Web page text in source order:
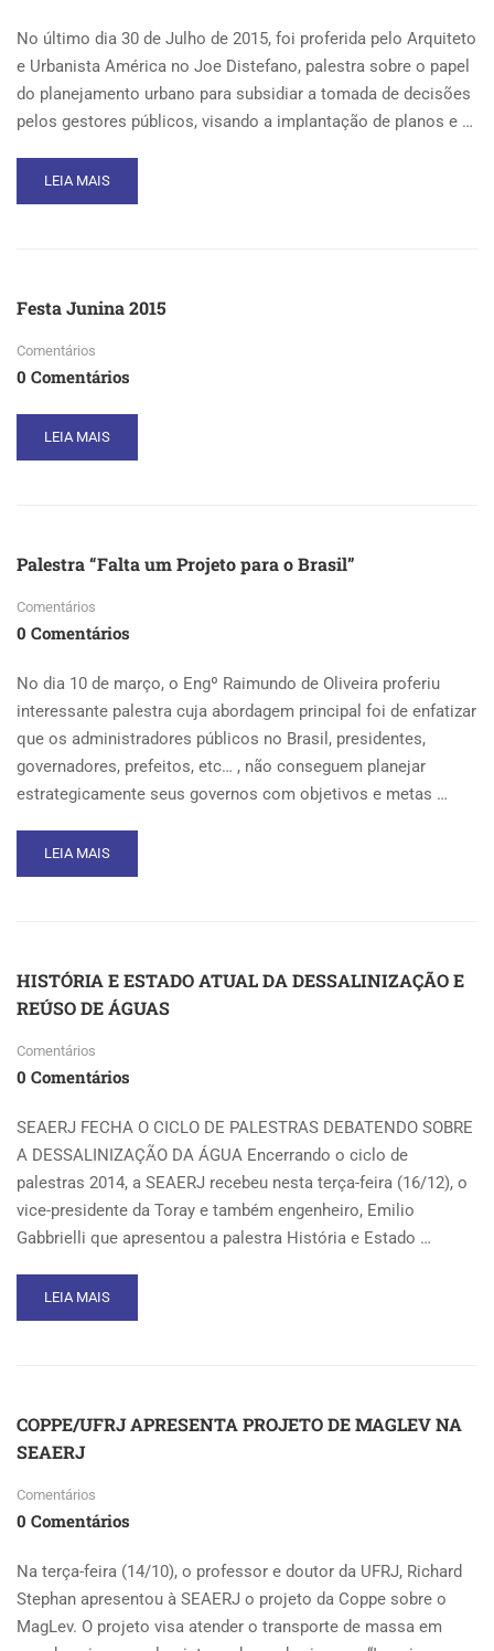
No último dia 30 de Julho de 2015, foi proferida pelo Arquiteto
e Urbanista América no Joe Distefano, palestra sobre o papel
do planejamento urbano para subsidiar a tomada de decisões
pelos gestores públicos, visando a implantação de planos e …
READ
MORE
LEIA MAIS
Festa Junina 2015
Comentários
0 Comentários
READ
MORE
LEIA MAIS
Palestra “Falta um Projeto para o Brasil”
Comentários
0 Comentários
No dia 10 de março, o Engº Raimundo de Oliveira proferiu
interessante palestra cuja abordagem principal foi de enfatizar
que os administradores públicos no Brasil, presidentes,
governadores, prefeitos, etc… , não conseguem planejar
estrategicamente seus governos com objetivos e metas …
READ
MORE
PROJETO
PARA
BRASIL”
LEIA MAIS
HISTÓRIA E ESTADO ATUAL DA DESSALINIZAÇÃO E
REÚSO DE ÁGUAS
Comentários
0 Comentários
SEAERJ FECHA O CICLO DE PALESTRAS DEBATENDO SOBRE
A DESSALINIZAÇÃO DA ÁGUA Encerrando o ciclo de
palestras 2014, a SEAERJ recebeu nesta terça-feira (16/12), o
vice-presidente da Toray e também engenheiro, Emilio
Gabbrielli que apresentou a palestra História e Estado …
READ
MORE
ATUAL
DA
E
REÚSO
ÁGUAS
LEIA MAIS
COPPE/UFRJ APRESENTA PROJETO DE MAGLEV NA
SEAERJ
Comentários
0 Comentários
Na terça-feira (14/10), o professor e doutor da UFRJ, Richard
Stephan apresentou à SEAERJ o projeto da Coppe sobre o
MagLev. O projeto visa atender o transporte de massa em